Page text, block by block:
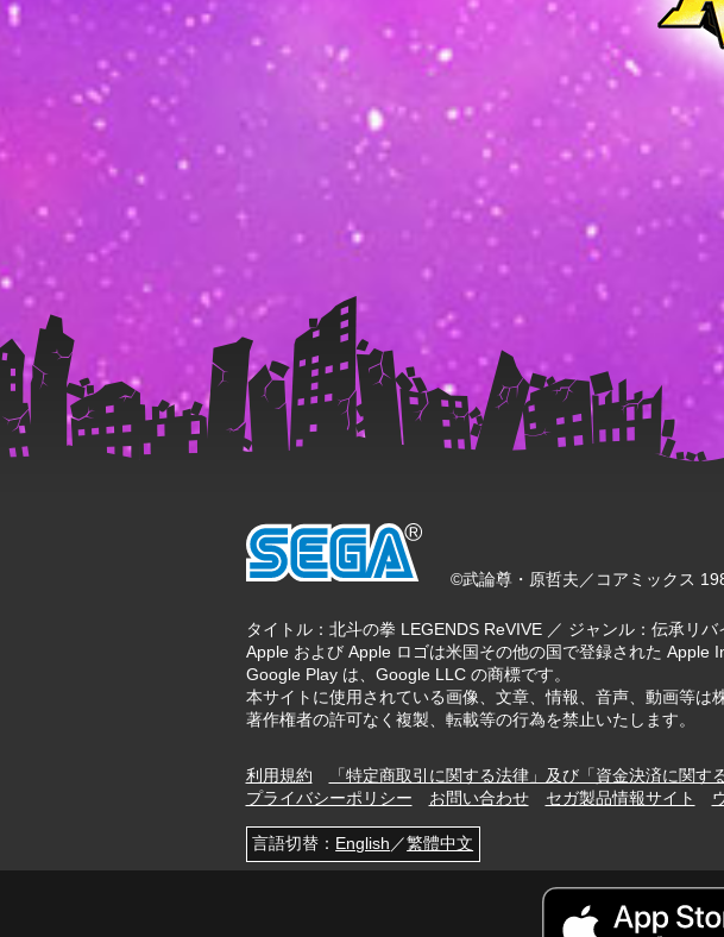
©武論尊・原哲夫／コアミックス
タイトル：北斗の拳 LEGENDS ReVIVE ／ ジャンル：伝承リバ
Apple および Apple ロゴは米国その他の国で登録された Apple
Google Play は、Google LLC の商標です。
本サイトに使用されている画像、文章、情報、音声、動画等は
著作権者の許可なく複製、転載等の行為を禁止いたします。
利用規約 「特定商取引に関する法律」及び「資金決済に関す
プライバシーポリシー
お問い合わせ セガ製品情報サイト
言語切替： English／繁體中文